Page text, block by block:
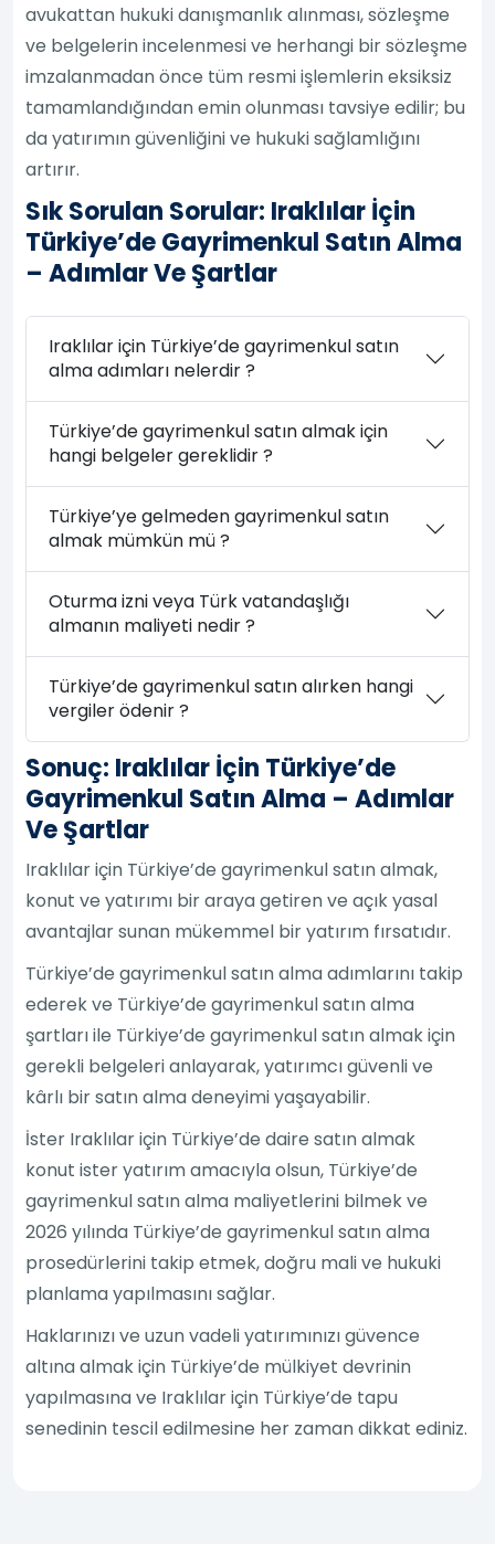
avukattan hukuki danışmanlık alınması, sözleşme
ve belgelerin incelenmesi ve herhangi bir sözleşme
imzalanmadan önce tüm resmi işlemlerin eksiksiz
tamamlandığından emin olunması tavsiye edilir; bu
da yatırımın güvenliğini ve hukuki sağlamlığını
artırır.
Sık Sorulan Sorular: Iraklılar İçin
Türkiye’de Gayrimenkul Satın Alma
– Adımlar Ve Şartlar
Iraklılar için Türkiye’de gayrimenkul satın
alma adımları nelerdir ?
Türkiye’de gayrimenkul satın almak için
hangi belgeler gereklidir ?
Türkiye’ye gelmeden gayrimenkul satın
almak mümkün mü ?
Oturma izni veya Türk vatandaşlığı
almanın maliyeti nedir ?
Türkiye’de gayrimenkul satın alırken hangi
vergiler ödenir ?
Sonuç: Iraklılar İçin Türkiye’de
Gayrimenkul Satın Alma – Adımlar
Ve Şartlar
Iraklılar için Türkiye’de gayrimenkul satın almak,
konut ve yatırımı bir araya getiren ve açık yasal
avantajlar sunan mükemmel bir yatırım fırsatıdır.
Türkiye’de gayrimenkul satın alma adımlarını takip
ederek ve Türkiye’de gayrimenkul satın alma
şartları ile Türkiye’de gayrimenkul satın almak için
gerekli belgeleri anlayarak, yatırımcı güvenli ve
kârlı bir satın alma deneyimi yaşayabilir.
İster Iraklılar için Türkiye’de daire satın almak
konut ister yatırım amacıyla olsun, Türkiye’de
gayrimenkul satın alma maliyetlerini bilmek ve
2026 yılında Türkiye’de gayrimenkul satın alma
prosedürlerini takip etmek, doğru mali ve hukuki
planlama yapılmasını sağlar.
Haklarınızı ve uzun vadeli yatırımınızı güvence
altına almak için Türkiye’de mülkiyet devrinin
yapılmasına ve Iraklılar için Türkiye’de tapu
senedinin tescil edilmesine her zaman dikkat ediniz.